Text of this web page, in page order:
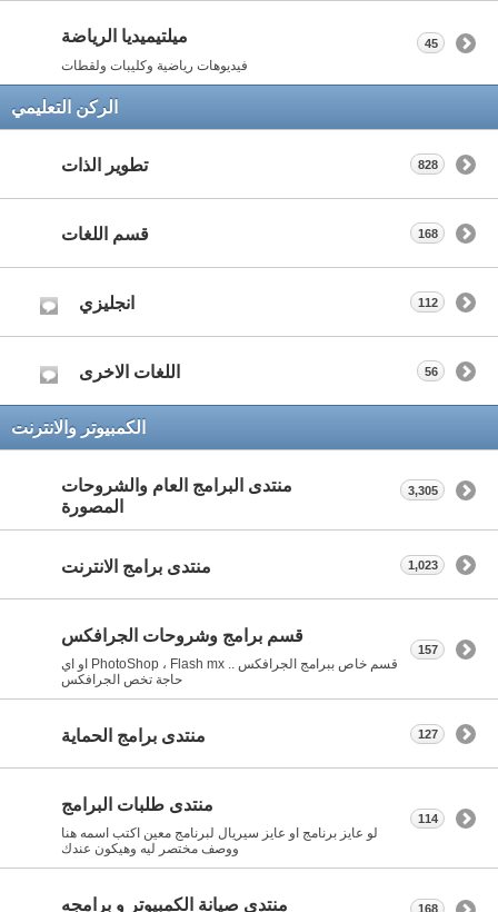
ميلتيميديا الرياضة
فيديوهات رياضية وكليبات ولقطات
45
الركن التعليمي
تطوير الذات 828
قسم اللغات 168
انجليزي 112
اللغات الاخرى 56
الكمبيوتر والانترنت
منتدى البرامج العام والشروحات
المصورة
3,305
منتدى برامج الانترنت 1,023
قسم برامج وشروحات الجرافكس
قسم خاص ببرامج الجرافكس .. PhotoShop ، Flash mx او اي
حاجة تخص الجرافكس
157
منتدى برامج الحماية 127
منتدى طلبات البرامج
لو عايز برنامج او عايز سيريال لبرنامج معين اكتب اسمه هنا
ووصف مختصر ليه وهيكون عندك
114
منتدى صيانة الكمبيوتر و برامجه
168